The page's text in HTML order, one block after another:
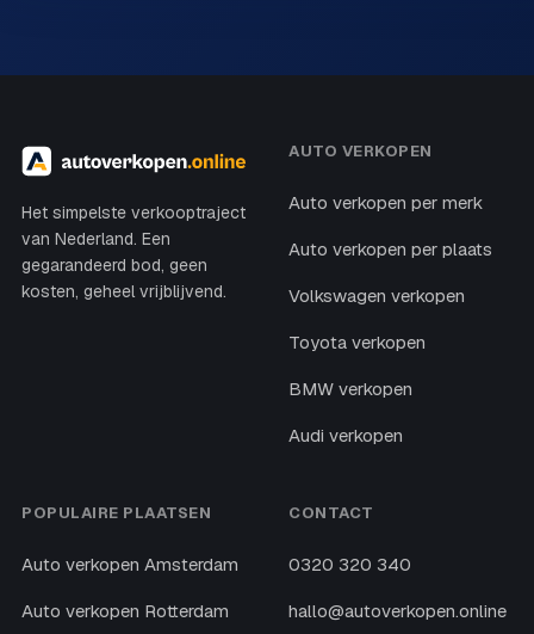
Het simpelste verkooptraject
van Nederland. Een
gegarandeerd bod, geen
kosten, geheel vrijblijvend.
AUTO VERKOPEN
Auto verkopen per merk
Auto verkopen per plaats
Volkswagen verkopen
Toyota verkopen
BMW verkopen
Audi verkopen
POPULAIRE PLAATSEN
Auto verkopen Amsterdam
Auto verkopen Rotterdam
CONTACT
0320 320 340
hallo@autoverkopen.online